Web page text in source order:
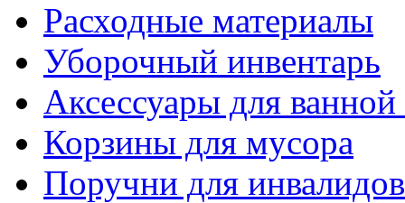
Расходные материалы
Уборочный инвентарь
Аксессуары для
Корзины для мусора
Поручни для инвалидов